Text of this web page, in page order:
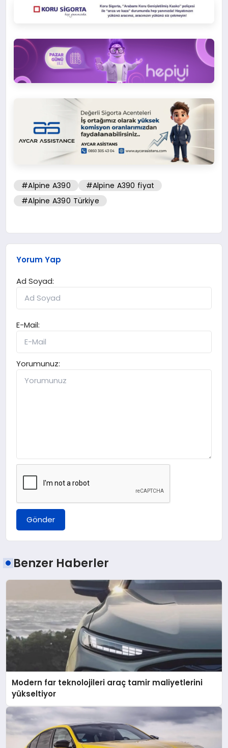
#Alpine A390
#Alpine A390 fiyat
#Alpine A390 Türkiye
Yorum Yap
Ad Soyad:
E-Mail:
Yorumunuz:
Gönder
Benzer Haberler
Modern far teknolojileri araç tamir maliyetlerini
yükseltiyor